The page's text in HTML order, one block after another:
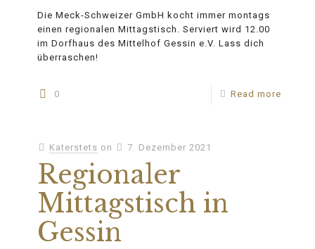
Die Meck-Schweizer GmbH kocht immer montags
einen regionalen Mittagstisch. Serviert wird 12.00
im Dorfhaus des Mittelhof Gessin e.V. Lass dich
überraschen!
0 Read more
Katerstets on 7. Dezember 2021
Regionaler
Mittagstisch in
Gessin